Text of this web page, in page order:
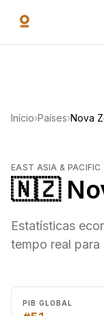
Início›Países›Nova
EAST ASIA & PACIFIC
🇳🇿
Estatísticas
tempo real para
PIB GLOBAL